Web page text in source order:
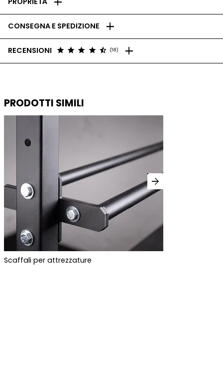
CONSEGNA E SPEDIZIONE add
RECENSIONI star star star star star_half (18) add
PRODOTTI SIMILI
Scaffali per attrezzature
arrow_forward